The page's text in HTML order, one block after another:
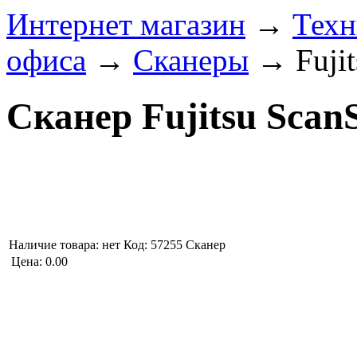
Интернет магазин →
офиса → Сканеры →
Сканер Fujitsu
Наличие товара: нет Код: 57255 Сканер
Цена: 0.00